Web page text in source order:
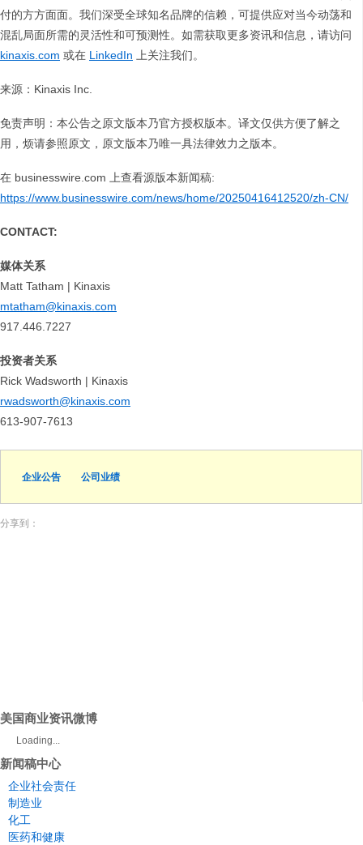
付的方方面面。我们深受全球知名品牌的信赖，可提供应对当今动荡和
混乱局面所需的灵活性和可预测性。如需获取更多资讯和信息，请访问
kinaxis.com 或在 LinkedIn 上关注我们。
来源：Kinaxis Inc.
免责声明：本公告之原文版本乃官方授权版本。译文仅供方便了解之
用，烦请参照原文，原文版本乃唯一具法律效力之版本。
在 businesswire.com 上查看源版本新闻稿:
https://www.businesswire.com/news/home/20250416412520/zh-CN/
CONTACT:
媒体关系
Matt Tatham | Kinaxis
mtatham@kinaxis.com
917.446.7227
投资者关系
Rick Wadsworth | Kinaxis
rwadsworth@kinaxis.com
613-907-7613
企业公告 公司业绩
分享到：
美国商业资讯微博
Loading...
新闻稿中心
企业社会责任
制造业
化工
医药和健康